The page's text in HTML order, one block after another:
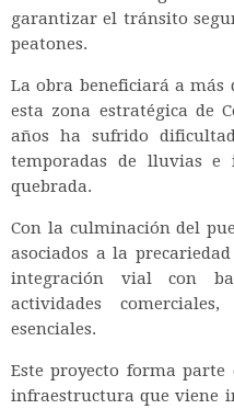
garantizar el tránsito
peatones.
La obra beneficiará a más
esta zona estratégica de
años ha sufrido
temporadas de lluvias e
quebrada.
Con la culminación del
asociados a la
integración vial con
actividades
esenciales.
Este proyecto forma
infraestructura que viene